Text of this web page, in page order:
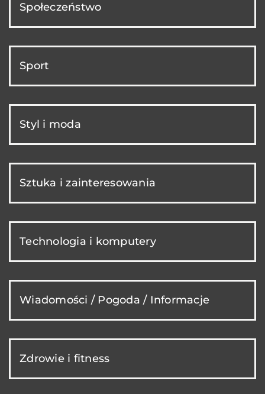
Społeczeństwo
Sport
Styl i moda
Sztuka i zainteresowania
Technologia i komputery
Wiadomości / Pogoda / Informacje
Zdrowie i fitness